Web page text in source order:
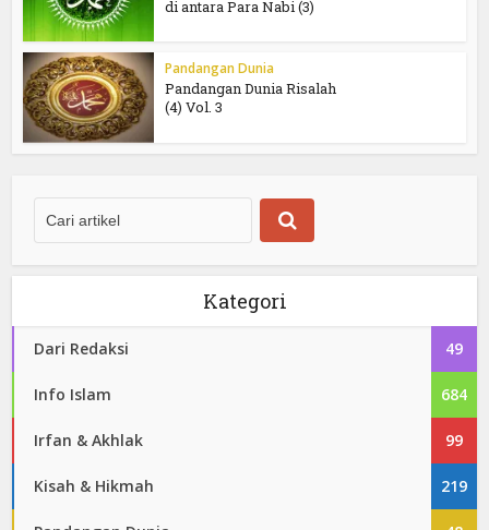
di antara Para Nabi (3)
Pandangan Dunia
Pandangan Dunia Risalah
(4) Vol. 3
Kategori
Dari Redaksi 49
Info Islam 684
Irfan & Akhlak 99
Kisah & Hikmah 219